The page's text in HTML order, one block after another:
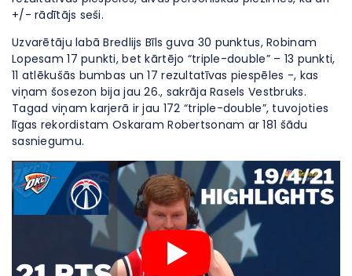
+/- rādītājs seši.
Uzvarētāju labā Bredlijs Bīls guva 30 punktus, Robinam
Lopesam 17 punkti, bet kārtējo “triple-double” – 13 punkti,
11 atlēkušās bumbas un 17 rezultatīvas piespēles -, kas
viņam šosezon bija jau 26., sakrāja Rasels Vestbruks.
Tagad viņam karjerā ir jau 172 “triple-double”, tuvojoties
līgas rekordistam Oskaram Robertsonam ar 181 šādu
sasniegumu.